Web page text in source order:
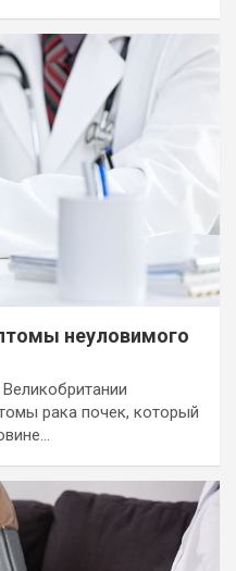
неуловимого
рака почек, который